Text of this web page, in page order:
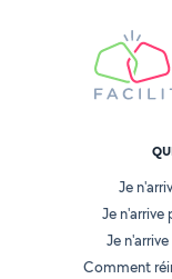
Je
Je
Je
Comment